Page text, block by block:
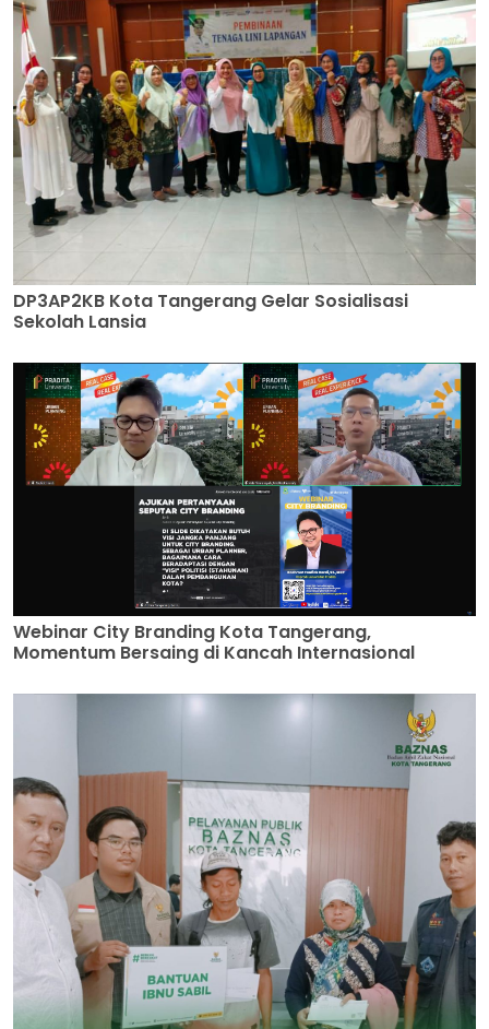
DP3AP2KB Kota Tangerang Gelar Sosialisasi
Sekolah Lansia
Webinar City Branding Kota Tangerang,
Momentum Bersaing di Kancah Internasional